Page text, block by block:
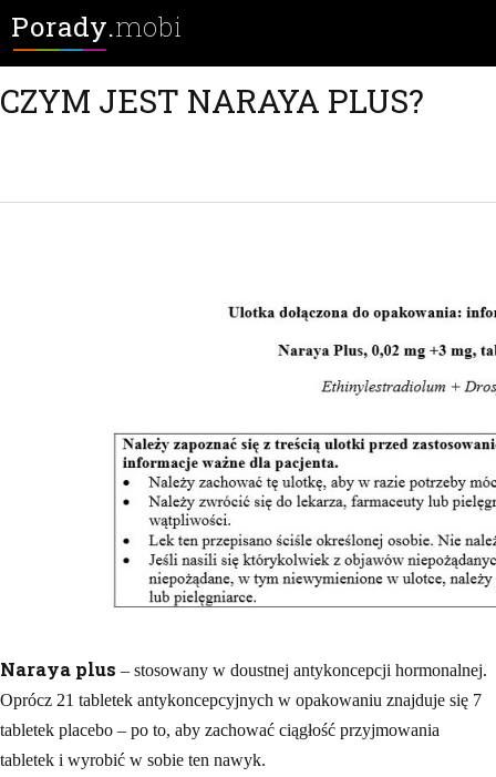
Porady.mobi
CZYM JEST NARAYA PLUS?
Naraya plus – stosowany w doustnej antykoncepcji hormonalnej.
Oprócz 21 tabletek antykoncepcyjnych w opakowaniu znajduje się 7
tabletek placebo – po to, aby zachować ciągłość przyjmowania
tabletek i wyrobić w sobie ten nawyk.